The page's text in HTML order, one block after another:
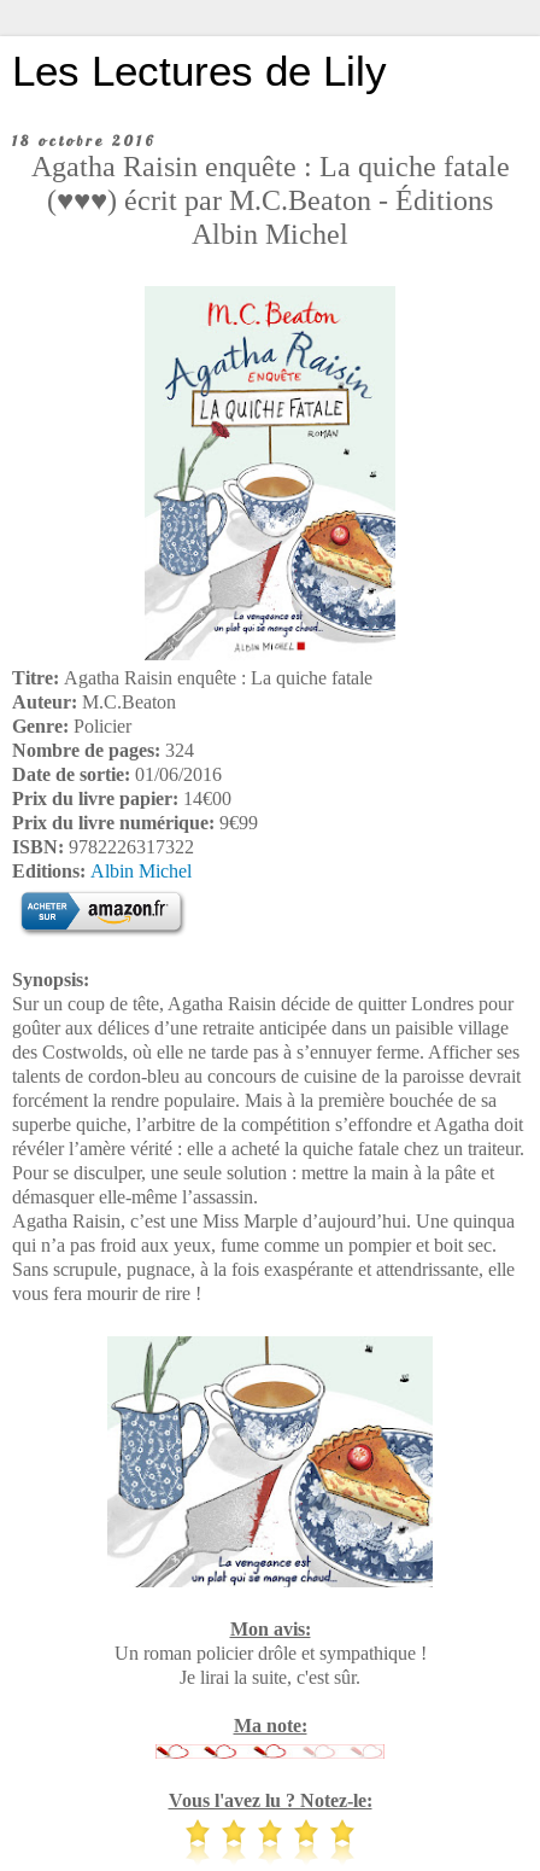
Les Lectures de Lily
18 octobre 2016
Agatha Raisin enquête : La quiche fatale
(♥♥♥) écrit par M.C.Beaton - Éditions
Albin Michel
Titre: Agatha Raisin enquête : La quiche fatale
Auteur: M.C.Beaton
Genre: Policier
Nombre de pages: 324
Date de sortie: 01/06/2016
Prix du livre papier: 14€00
Prix du livre numérique: 9€99
ISBN: 9782226317322
Editions: Albin Michel
Synopsis:
Sur un coup de tête, Agatha Raisin décide de quitter Londres pour
goûter aux délices d’une retraite anticipée dans un paisible village
des Costwolds, où elle ne tarde pas à s’ennuyer ferme. Afficher ses
talents de cordon-bleu au concours de cuisine de la paroisse devrait
forcément la rendre populaire. Mais à la première bouchée de sa
superbe quiche, l’arbitre de la compétition s’effondre et Agatha doit
révéler l’amère vérité : elle a acheté la quiche fatale chez un traiteur.
Pour se disculper, une seule solution : mettre la main à la pâte et
démasquer elle-même l’assassin.
Agatha Raisin, c’est une Miss Marple d’aujourd’hui. Une quinqua
qui n’a pas froid aux yeux, fume comme un pompier et boit sec.
Sans scrupule, pugnace, à la fois exaspérante et attendrissante, elle
vous fera mourir de rire !
Mon avis:
Un roman policier drôle et sympathique !
Je lirai la suite, c'est sûr.
Ma note:
Vous l'avez lu ? Notez-le: